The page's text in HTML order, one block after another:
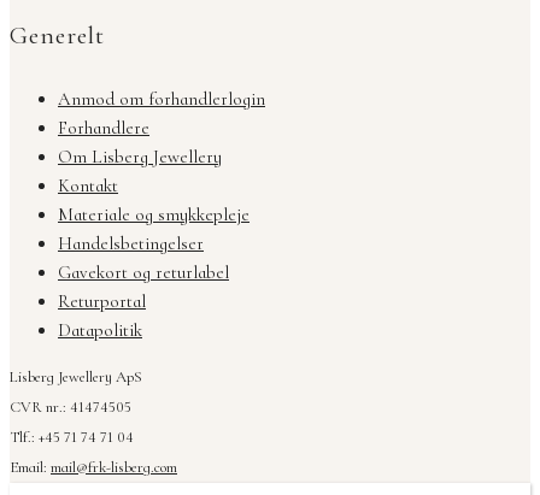
Generelt
Anmod om forhandlerlogin
Forhandlere
Om Lisberg Jewellery
Kontakt
Materiale og smykkepleje
Handelsbetingelser
Gavekort og returlabel
Returportal
Datapolitik
Lisberg Jewellery ApS
CVR nr.: 41474505
Tlf.: +45 71 74 71 04
Email: mail@frk-lisberg.com